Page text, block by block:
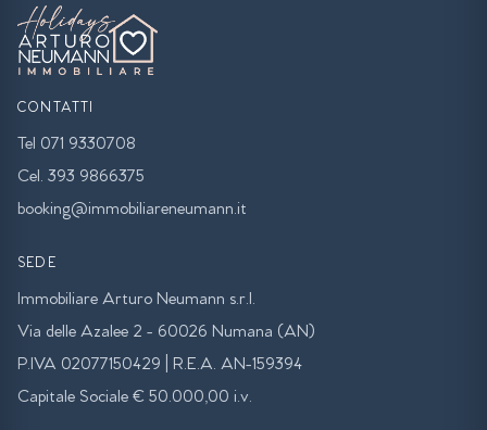
CONTATTI
Tel 071 9330708
Cel. 393 9866375
booking@immobiliareneumann.it
SEDE
Immobiliare Arturo Neumann s.r.l.
Via delle Azalee 2 - 60026 Numana (AN)
P.IVA 02077150429 | R.E.A. AN-159394
Capitale Sociale € 50.000,00 i.v.